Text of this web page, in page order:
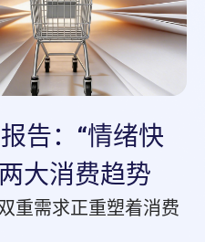
2025年电商
充”与“长效
韧性时代下，消费